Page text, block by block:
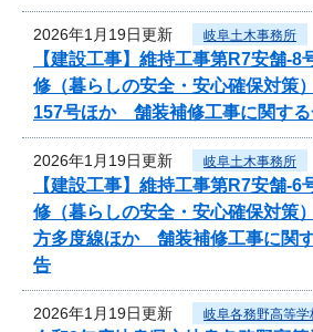
2026年1月19日更新 岐阜土木事務所
【建設工事】維持工事第R7安舗-
修（暮らしの安全・安心確保対策
157号ほか 舗装補修工事に関する
2026年1月19日更新 岐阜土木事務所
【建設工事】維持工事第R7安舗-
修（暮らしの安全・安心確保対策
方多度線ほか 舗装補修工事に関
告
2026年1月19日更新 岐阜各務野高等学